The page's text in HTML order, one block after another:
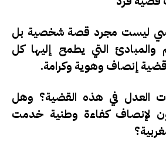
ليست مجرد قصة شخصية بل
التي يطمح إليها كل
إنصاف وهوية وكرامة.
في هذه القضية؟ وهل
لإنصاف كفاءة وطنية خدمت